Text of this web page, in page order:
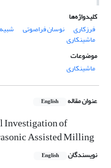
کلیدواژه‌ها
فرزکاری
نوسان فراصوتی
ماشینکاری
موضوعات
ماشینکاری
عنوان مقاله English
Investigation of
Assisted Milling
نویسندگان English